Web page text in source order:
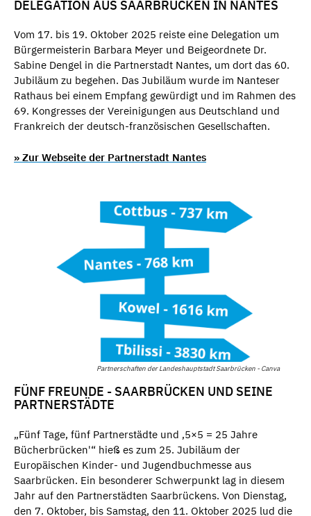
DELEGATION AUS SAARBRÜCKEN IN NANTES
Vom 17. bis 19. Oktober 2025 reiste eine Delegation um
Bürgermeisterin Barbara Meyer und Beigeordnete Dr.
Sabine Dengel in die Partnerstadt Nantes, um dort das 60.
Jubiläum zu begehen. Das Jubiläum wurde im Nanteser
Rathaus bei einem Empfang gewürdigt und im Rahmen des
69. Kongresses der Vereinigungen aus Deutschland und
Frankreich der deutsch-französischen Gesellschaften.
» Zur Webseite der Partnerstadt Nantes
Partnerschaften der Landeshauptstadt Saarbrücken - Canva
FÜNF FREUNDE - SAARBRÜCKEN UND SEINE
PARTNERSTÄDTE
„Fünf Tage, fünf Partnerstädte und ‚5×5 = 25 Jahre
Bücherbrücken'“ hieß es zum 25. Jubiläum der
⁠Europäischen Kinder- und Jugendbuchmesse aus
Saarbrücken. Ein besonderer Schwerpunkt lag in diesem
Jahr auf den Partnerstädten Saarbrückens. Von Dienstag,
den 7. Oktober, bis Samstag, den 11. Oktober 2025 lud die